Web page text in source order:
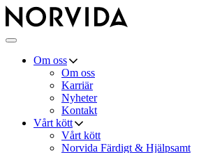
Norvida
Meny
Om oss
Om oss
Karriär
Nyheter
Kontakt
Vårt kött
Vårt kött
Norvida Färdigt & Hjälpsamt